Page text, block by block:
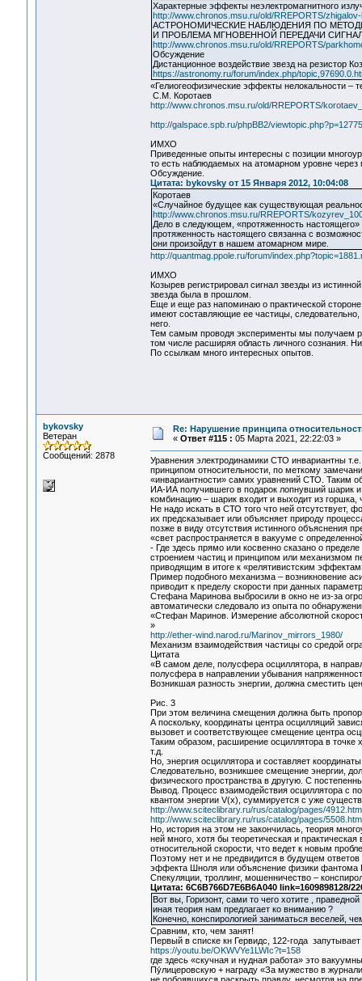
Характерные эффекты неэлектромагнитного
http://www.chronos.msu.ru/old/RREPORTS/
АСТРОНОМИЧЕСКИЕ НАБЛЮДЕНИЯ ПО
И ПРОБЛЕМА МГНОВЕННОЙ ПЕРЕДАЧИ
http://www.chronos.msu.ru/old/RREPORTS/
Обсуждение
Дистанционное воздействие звезд на резистор
https://astronomy.ru/forum/index.php/
«Гелиогеофизические эффекты нелокальности –
C.М. Коротаев
http://www.chronos.msu.ru/old/RREPORTS/
http://galspace.spb.ru/phpBB2/
ИМХО
Приведенные опыты интересны с позиции
то есть наблюдаемых на атомарном уровне через
Обсуждение.
Цитата: bykovsky от 15 Января 2012, 10:04:08
Коротаев
«Случайное будущее как существующая
http://www.chronos.msu.ru/RREPORTS/
Дело в следующем, «протяженность
протяженность настоящего связанна с
они произойдут в нашем атомарном мире.
http://quantmag.ppole.ru/forum/
ИМХО
Козырев регистрировал сигнал звезды из
звезда была в прошлом.
Еще и еще раз напоминаю о практической
имеют составляющие ее частицы,
него.
Тем самым проводя эксперименты мы получаем
том числе расширяя область личного сознания.
По ссылкам много интересных опытов.
bykovsky
Ветеран
Сообщений: 2878
Re: Нарушение принципа
« Ответ #115 : 05 Марта 2021, 22:22:03 »
Уравнения электродинамики СТО инвариантны
принципом относительности, по меткому
«инвариантности» самих уравнений СТО. Таким
ИА-ИА получившего в подарок лопнувший шарик
комбинацию – шарик входит и выходит из
Не надо искать в СТО того что ней отсутствует,
их предсказывает или объясняет природу
позже в виду отсутствия истинного объяснения
«свет распространяется в вакууме с
- Где здесь прямо или косвенно сказано о
строением частиц и принципом или механизмом
приводящим в итоге к «релятивистским
Пример подобного механизма – возникновение
приводит к пределу скорости при данных
Стефана Маринова выбросили в окно не из-за
автоматически следовало из опыта по
«Стефан Маринов. Измерение абсолютной
»
http://ether-wind.narod.ru/Marinov_mirrors_1980/
Механизм взаимодействия частицы со средой
Цитата
«В самом деле, полусфера осциллятора, в
полусфера в направлении убывания
Возникшая разность энергии, должна сместить
Рис. 3
При этом величина смещения должна быть
А поскольку, координаты центра осцилляций
вызовет и соответствующее смещение центра
Таким образом, расширение осциллятора в точке
т.д.
Но, энергия осциллятора и составляет
Следовательно, возникшее смещение энергии,
физического пространства в другую. С
Вывод. Процесс взаимодействия осциллятора с
квантом энергии V(x), суммируется с уже
http://www.sciteclibrary.ru/rus/catalog/pages/
http://www.sciteclibrary.ru/rus/catalog/pages/
Но, история на этом не закончилась, теория
ней много, хотя бы теоретическая и
относительной скорости, что ведет к новым
Поэтому нет и не предвидится в будущем
эффекта Шноля или объяснение физики фантома
Спекуляции, троллинг, мошенничество –
Цитата: 6C6B766D7E6B6A040 link=1609898128/
Вот вы, Горизонт, сами то чего хотите ,
иная теория нам предлагает ко вниманию ?
Конечно, конспирологией заниматься веселей,
Сравним, кто, чем занят!
Первый в списке кн Гервидс, 122-года
https://youtu.be/OKWVYe1LWIc?t=158
где здесь «скучная и нудная работа» это
Пу́лицеровскую + награду «За мужество в